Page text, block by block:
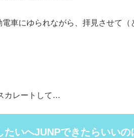
車にゆられながら、拝見させて（
カレートして…
いへJUNPできたらいいの